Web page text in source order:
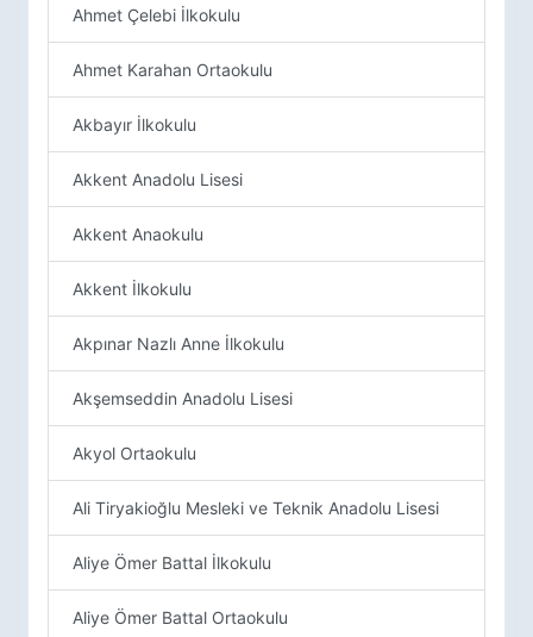
Ahmet Çelebi İlkokulu
Ahmet Karahan Ortaokulu
Akbayır İlkokulu
Akkent Anadolu Lisesi
Akkent Anaokulu
Akkent İlkokulu
Akpınar Nazlı Anne İlkokulu
Akşemseddin Anadolu Lisesi
Akyol Ortaokulu
Ali Tiryakioğlu Mesleki ve Teknik Anadolu Lisesi
Aliye Ömer Battal İlkokulu
Aliye Ömer Battal Ortaokulu